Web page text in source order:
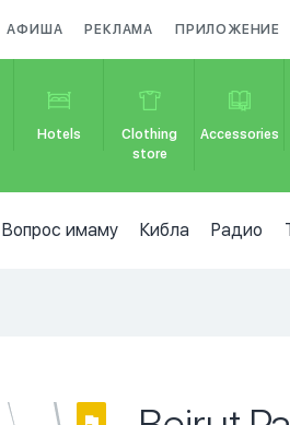
АФИША РЕКЛАМА ПРИЛОЖЕНИЕ
Hotels
Clothing
store
Accessories
Вопрос имаму Кибла Радио